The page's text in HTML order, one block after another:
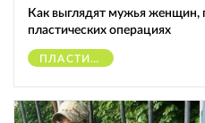
Как выглядят мужья
пластических операциях
ПЛАСТИЧЕСКИЕ ОПЕРАЦИИ